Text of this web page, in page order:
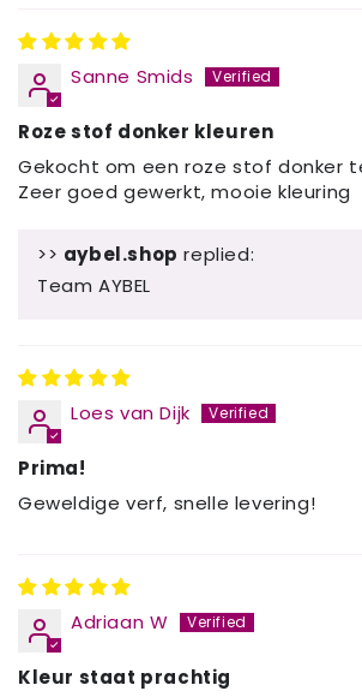
Sanne Smids
Roze stof donker kleuren
Gekocht om een roze stof donker
Zeer goed gewerkt, mooie kleuring
>> aybel.shop replied:
Team AYBEL
Loes van Dijk
Prima!
Geweldige verf, snelle levering!
Adriaan W
Kleur staat prachtig